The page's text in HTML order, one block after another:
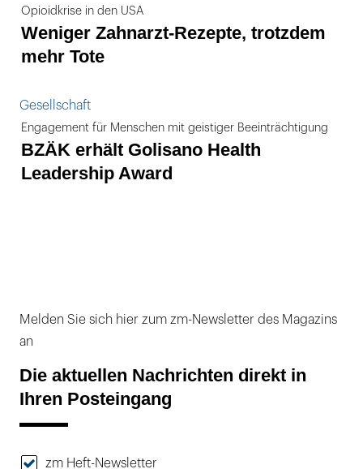
Opioidkrise in den USA
Weniger Zahnarzt-Rezepte, trotzdem
mehr Tote
Gesellschaft
Engagement für Menschen mit geistiger Beeinträchtigung
BZÄK erhält Golisano Health
Leadership Award
Melden Sie sich hier zum zm-Newsletter des Magazins
an
Die aktuellen Nachrichten direkt in
Ihren Posteingang
zm Heft-Newsletter